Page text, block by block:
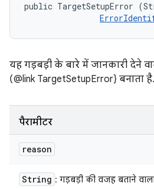
public TargetSetupError
यह गड़बड़ी के बारे में जानकारी देने
(@link TargetSetupError} बनाता है.
पैरामीटर
reason
String : गड़बड़ी की वजह बताने